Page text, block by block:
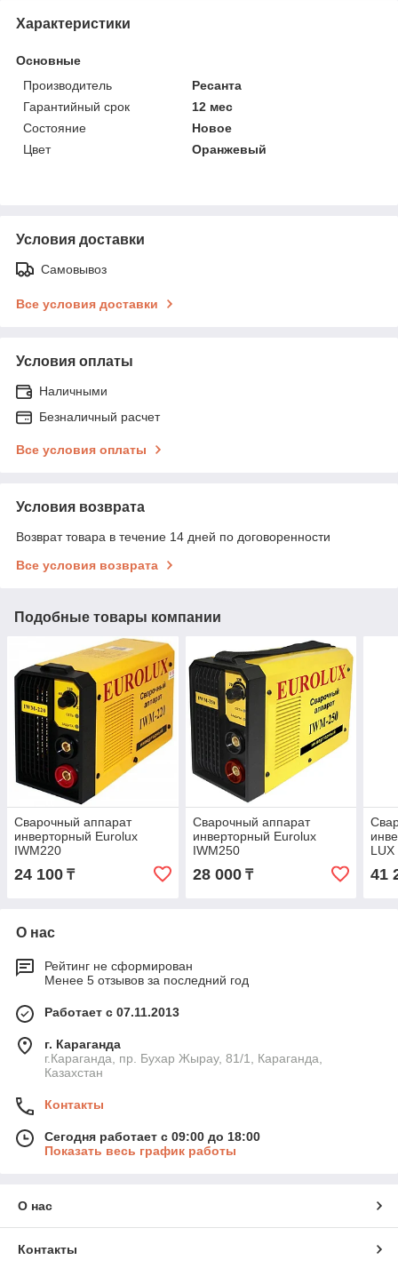
Характеристики
Основные
Производитель
Ресанта
Гарантийный срок
12 мес
Состояние
Новое
Цвет
Оранжевый
Условия доставки
Самовывоз
Все условия доставки
Условия оплаты
Наличными
Безналичный расчет
Все условия оплаты
Условия возврата
Возврат товара в течение 14 дней по договоренности
Все условия возврата
Подобные товары компании
Сварочный аппарат
инверторный Eurolux
IWM220
24 100 ₸
Сварочный аппарат
инверторный Eurolux
IWM250
28 000₸
LUX
41
О нас
Рейтинг не сформирован
Менее 5 отзывов за последний год
Работает с 07.11.2013
г. Караганда
г.Караганда, пр. Бухар Жырау, 81/1, Караганда,
Казахстан
Контакты
Сегодня работает с 09:00 до 18:00
Показать весь график работы
О нас
Контакты